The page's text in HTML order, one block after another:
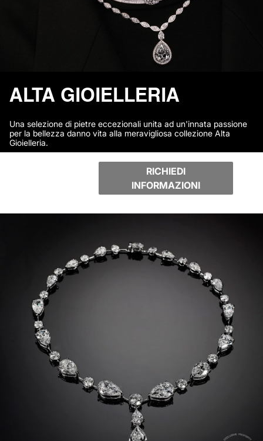
ALTA GIOIELLERIA
Una selezione di pietre eccezionali unita ad un'innata passione
per la bellezza danno vita alla meravigliosa collezione Alta
Gioielleria.
RICHIEDI
INFORMAZIONI